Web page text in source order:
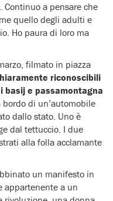
a pensare che
quello degli adulti e
Ho paura di loro ma
filmato in piazza
riconoscibili
basij e passamontagna
bordo di un’automobile
dallo stato. Uno è
dal tettuccio. I due
alla folla acclamante
un manifesto in
appartenente a un